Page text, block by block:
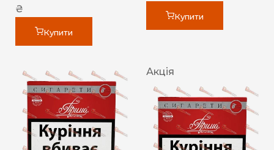
₴
Купити
Купити
Акція